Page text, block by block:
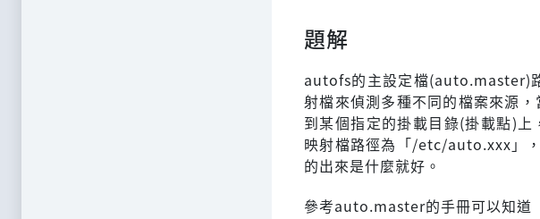
題解
autofs的主設定檔(auto.master)
射檔來偵測多種不同的檔案來源
到某個指定的掛載目錄(掛載點)
映射檔路徑為「/etc/auto.xxx」
的出來是什麼就好。
參考auto.master的手冊可以知